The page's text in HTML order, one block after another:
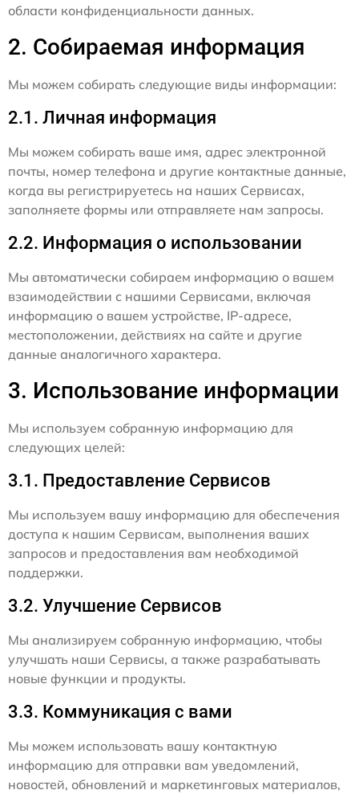
области конфиденциальности данных.
2. Собираемая информация
Мы можем собирать следующие виды информации:
2.1. Личная информация
Мы можем собирать ваше имя, адрес электронной
почты, номер телефона и другие контактные данные,
когда вы регистрируетесь на наших Сервисах,
заполняете формы или отправляете нам запросы.
2.2. Информация о использовании
Мы автоматически собираем информацию о вашем
взаимодействии с нашими Сервисами, включая
информацию о вашем устройстве, IP-адресе,
местоположении, действиях на сайте и другие
данные аналогичного характера.
3. Использование информации
Мы используем собранную информацию для
следующих целей:
3.1. Предоставление Сервисов
Мы используем вашу информацию для обеспечения
доступа к нашим Сервисам, выполнения ваших
запросов и предоставления вам необходимой
поддержки.
3.2. Улучшение Сервисов
Мы анализируем собранную информацию, чтобы
улучшать наши Сервисы, а также разрабатывать
новые функции и продукты.
3.3. Коммуникация с вами
Мы можем использовать вашу контактную
информацию для отправки вам уведомлений,
новостей, обновлений и маркетинговых материалов,